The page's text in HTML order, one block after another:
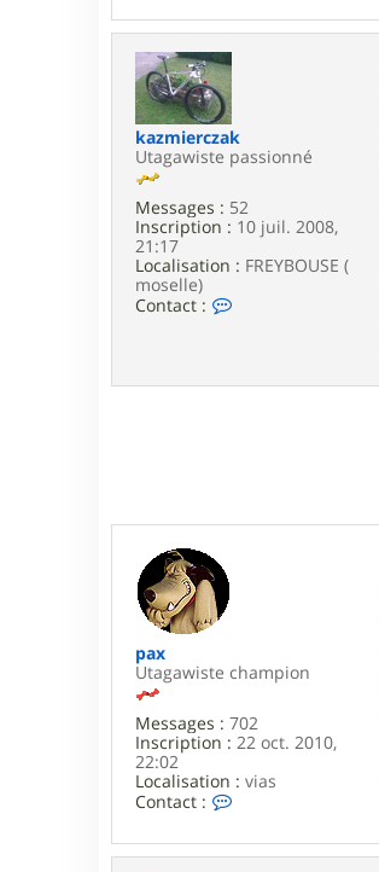
n
t
r
c
a
r
i
o
kazmierczak
Utagawiste passionné
Messages : 52
Inscription : 10 juil. 2008,
21:17
Localisation : FREYBOUSE (
moselle)
Contact :
k
pax
Utagawiste champion
Messages : 702
Inscription : 22 oct. 2010,
22:02
Localisation : vias
Contact :
n
t